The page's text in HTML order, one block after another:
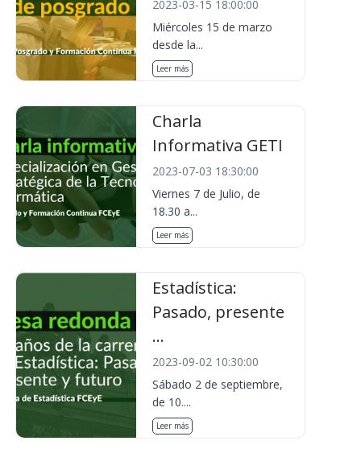
2023-03-15 18:00:00
Miércoles 15 de marzo
desde la...
Leer más
Charla
Informativa GETI
2023-07-03 18:30:00
Viernes 7 de Julio, de
18.30 a...
Leer más
Estadística:
Pasado, presente
...
2023-09-02 10:30:00
Sábado 2 de septiembre,
de 10....
Leer más